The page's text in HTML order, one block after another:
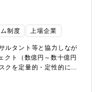
■海外の学会・展示会への
活躍できる機会がある。
は、事業環境の不確実性
適化、及び事業間での横
テリジェンス研究開発部
発部門であり、これまで
てきました。事業部から
制度 上場企業
ルタント等と協力しなが
クト（数億円～数十億円
クを定量的・定性的に評
スを行う、また決裁前に